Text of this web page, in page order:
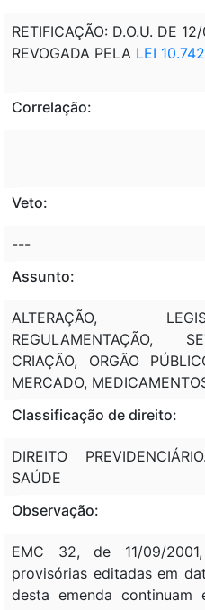
RETIFICAÇÃO: D.O.U. DE
REVOGADA PELA LEI 10.742
Correlação:
Veto:
---
Assunto:
ALTERAÇÃO,
REGULAMENTAÇÃO,
CRIAÇÃO, ORGÃO
MERCADO,
Classificação de direito:
DIREITO
SAÚDE
Observação:
EMC 32, de 11/09/
provisórias editadas em
desta emenda